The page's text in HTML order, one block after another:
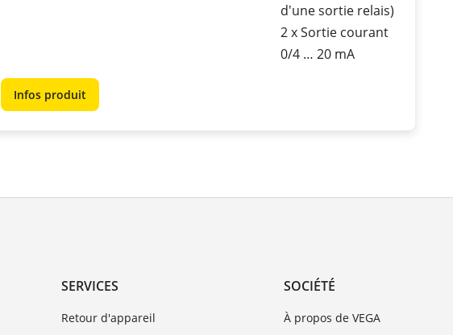
d'une sortie relais)
2 x Sortie courant
0/4 … 20 mA
Infos produit
SERVICES
Retour d'appareil
SOCIÉTÉ
À propos de VEGA